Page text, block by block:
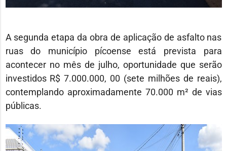
A segunda etapa da obra de aplicação de asfalto nas
ruas do município pícoense está prevista para
acontecer no mês de julho, oportunidade que serão
investidos R$ 7.000.000, 00 (sete milhões de reais),
contemplando aproximadamente 70.000 m² de vias
públicas.